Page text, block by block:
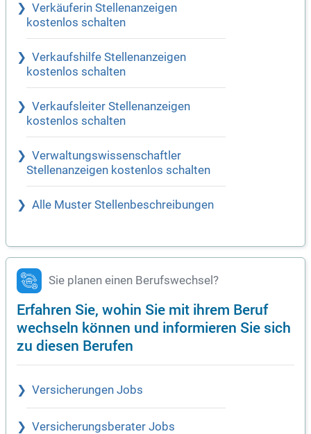
Verkäuferin Stellenanzeigen
kostenlos schalten
Verkaufshilfe Stellenanzeigen
kostenlos schalten
Verkaufsleiter Stellenanzeigen
kostenlos schalten
Verwaltungswissenschaftler
Stellenanzeigen kostenlos schalten
Alle Muster Stellenbeschreibungen
Sie planen einen Berufswechsel?
Erfahren Sie, wohin Sie mit ihrem Beruf
wechseln können und informieren Sie sich
zu diesen Berufen
Versicherungen Jobs
Versicherungsberater Jobs